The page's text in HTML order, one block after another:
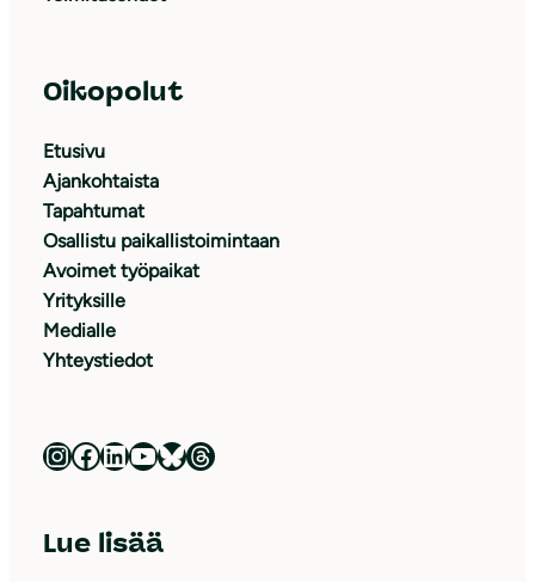
Oikopolut
Etusivu
Ajankohtaista
Tapahtumat
Osallistu paikallistoimintaan
Avoimet työpaikat
Yrityksille
Medialle
Yhteystiedot
Luonnonsuojeluliitto Instagramissa Luonnonsuojeluliitto Facebookissa Luonnonsuojeluliitto LinkedInissä Luonnonsuojeluliiton YouTube-kanava Luonnonsuojeluliitto Blueskyssa Luonnonsuojeluliitto Threadsissa
Lue lisää